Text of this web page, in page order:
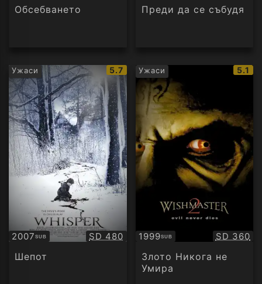
Обсебването
аудио
Преди да се събудя
Ужаси
IMDb
рейтинг:
5.7
2007SUB
Субтитри Качество:
SD 480
Шепот
Ужаси
IMDb
5.1
1999SUB
Субтитри SD 360
Злото Никога не
Умира